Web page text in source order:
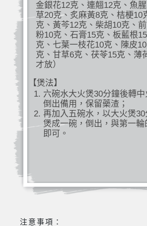
金銀花12克、連翹12克、魚
草20克、炙麻黃8克、桔梗10
克、黃芩12克、柴胡10克、
粉10克、石膏15克、板藍根
克、七葉一枝花10克、陳皮
克、甘草6克、茯苓15克、薄
才放）
【煲法】
六碗水大火煲30分鐘後轉中
倒出備用，保留藥渣；
再加入五碗水，以大火煲
煲成一碗，倒出，與第一輪
即可。
注意事項：